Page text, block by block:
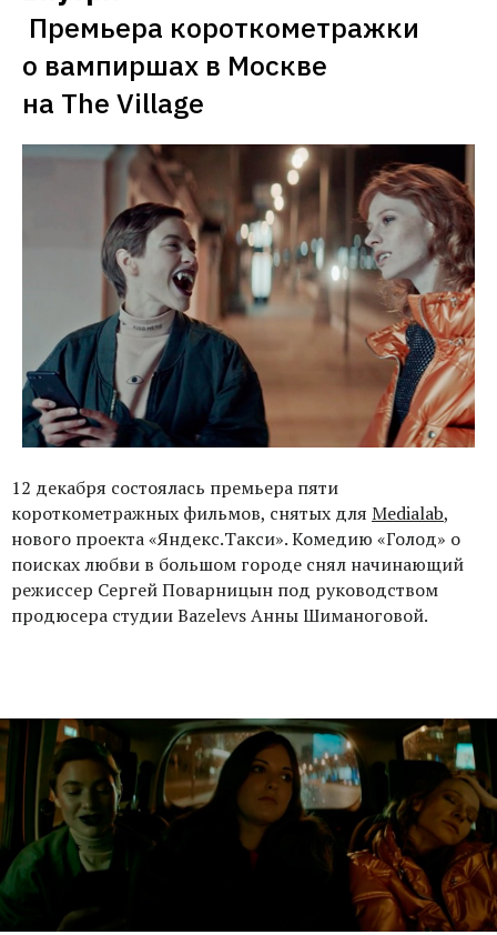
Премьера короткометражки
о вампиршах в Москве
12 декабря состоялась премьера пяти
короткометражных фильмов, снятых для Medialab,
нового проекта «Яндекс.Такси». Комедию «Голод» о
поисках любви в большом городе снял начинающий
режиссер Сергей Поварницын под руководством
продюсера студии Bazelevs Анны Шиманоговой.